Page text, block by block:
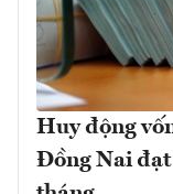
Huy động
Đồng Nai đạt